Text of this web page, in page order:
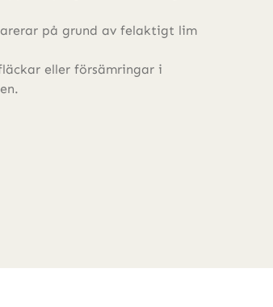
på grund av felaktigt lim
eller försämringar i